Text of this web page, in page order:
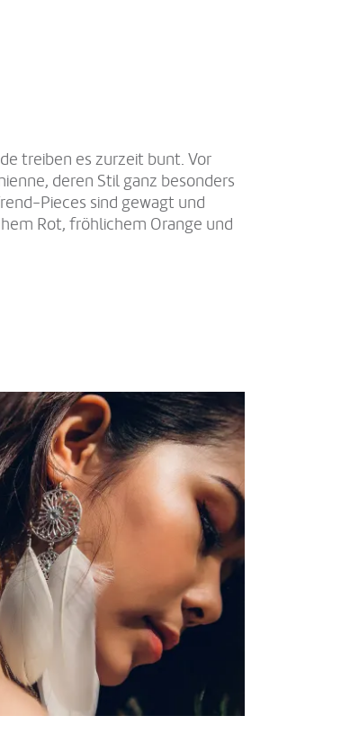
treiben es zurzeit bunt. Vor
deren Stil ganz besonders
Pieces sind gewagt und
Rot, fröhlichem Orange und